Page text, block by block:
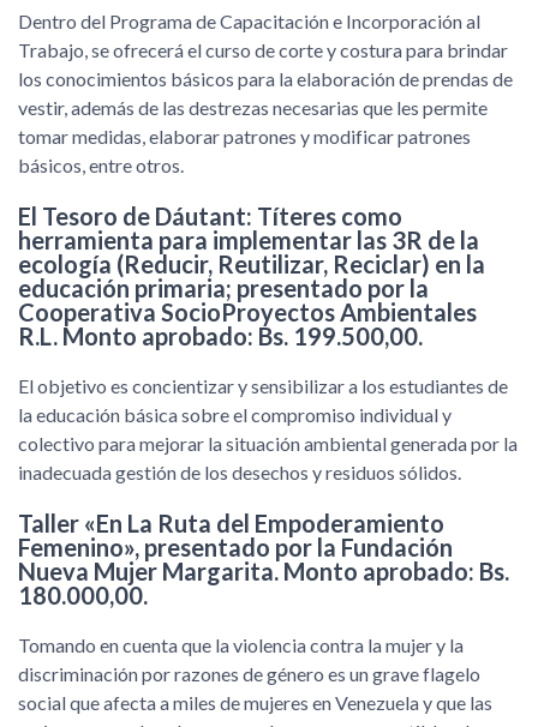
Dentro del Programa de Capacitación e Incorporación al
Trabajo, se ofrecerá el curso de corte y costura para brindar
los conocimientos básicos para la elaboración de prendas de
vestir, además de las destrezas necesarias que les permite
tomar medidas, elaborar patrones y modificar patrones
básicos, entre otros.
El Tesoro de Dáutant: Títeres como
herramienta para implementar las 3R de la
ecología (Reducir, Reutilizar, Reciclar) en la
educación primaria; presentado por la
Cooperativa SocioProyectos Ambientales
R.L. Monto aprobado: Bs. 199.500,00.
El objetivo es concientizar y sensibilizar a los estudiantes de
la educación básica sobre el compromiso individual y
colectivo para mejorar la situación ambiental generada por la
inadecuada gestión de los desechos y residuos sólidos.
Taller «En La Ruta del Empoderamiento
Femenino», presentado por la Fundación
Nueva Mujer Margarita. Monto aprobado: Bs.
180.000,00.
Tomando en cuenta que la violencia contra la mujer y la
discriminación por razones de género es un grave flagelo
social que afecta a miles de mujeres en Venezuela y que las